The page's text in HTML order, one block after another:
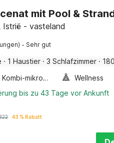
mit Pool &
Istrië - vasteland
· Sehr gut
· 1 Haustier · 3 Schlafzimmer ·
Kombi-mikrowelle Wellness
bis zu 43 Tage vor Ankunft
43 % Rabatt